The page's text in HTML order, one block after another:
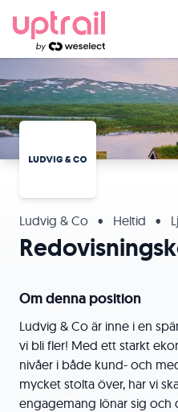
Ludvig & Co • Heltid •
Om denna position
Ludvig & Co är inne i en
vi bli fler! Med ett starkt
nivåer i både kund- och
mycket stolta över, har vi
engagemang lönar sig och